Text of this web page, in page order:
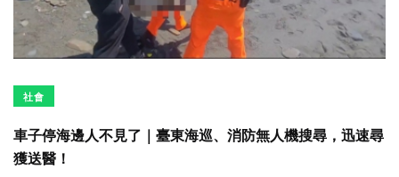
社會
車子停海邊人不見了｜臺東海巡、消防無人機搜尋，迅速尋
獲送醫！